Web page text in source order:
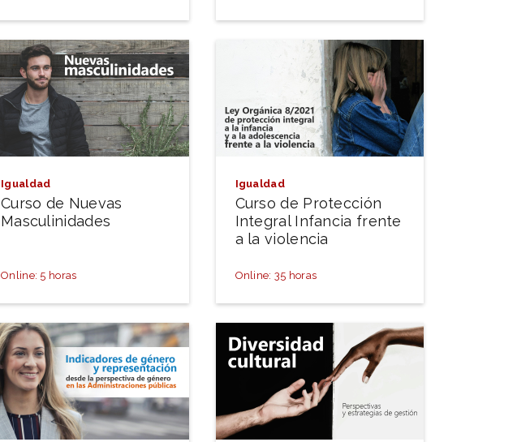
Igualdad
Curso de Nuevas
Masculinidades
Online: 5 horas
Igualdad
Curso de Protección
Integral Infancia frente
a la violencia
Online: 35 horas